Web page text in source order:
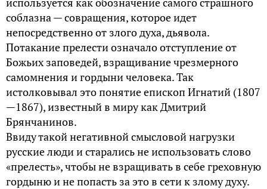
соблазна — совращения, которое идет
непосредственно от злого духа, дьявола.
Потакание прелести означало отступление от
Божьих заповедей, взращивание чрезмерного
самомнения и гордыни человека. Так
истолковывал это понятие епископ Игнатий (1807
—1867), известный в миру как Дмитрий
Брянчанинов.
Ввиду такой негативной смысловой нагрузки
русские люди и старались не использовать слово
«прелесть», чтобы не взращивать в себе греховную
гордыню и не попасть за это в сети к злому духу.